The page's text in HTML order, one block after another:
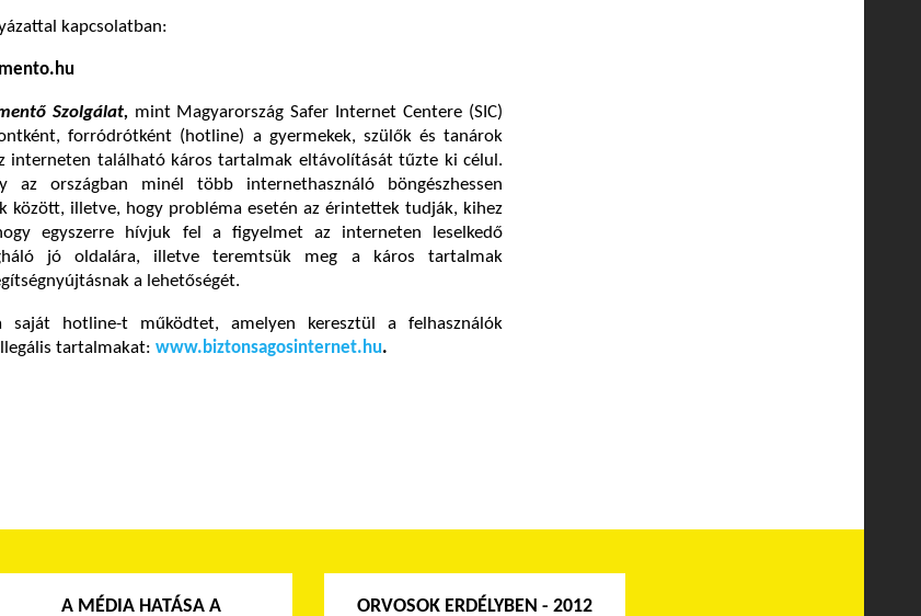
kapcsolatban:
Szolgálat, mint Magyarország Safer Internet Centere (SIC)
forródrótként (hotline) a gyermekek, szülők és tanárok
interneten található káros tartalmak eltávolítását tűzte ki célul.
az országban minél több internethasználó böngészhessen
között, illetve, hogy probléma esetén az érintettek tudják, kihez
egyszerre hívjuk fel a figyelmet az interneten leselkedő
jó oldalára, illetve teremtsük meg a káros tartalmak
a lehetőségét.
saját hotline-t működtet, amelyen keresztül a felhasználók
tartalmakat: www.biztonsagosinternet.hu.
A MÉDIA HATÁSA A ORVOSOK ERDÉLYBEN - 2012